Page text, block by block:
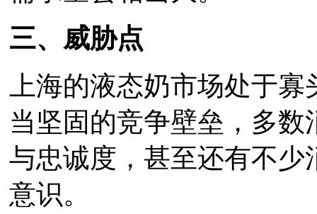
三、威胁点
上海的液态奶市场处于
当坚固的竞争壁垒，多
与忠诚度，甚至还有不
意识。